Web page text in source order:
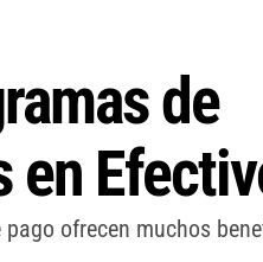
de
en
ofrecen muchos